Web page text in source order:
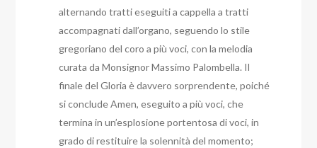
alternando tratti eseguiti a cappella a tratti
accompagnati dall’organo, seguendo lo stile
gregoriano del coro a più voci, con la melodia
curata da Monsignor Massimo Palombella. Il
finale del Gloria è davvero sorprendente, poiché
si conclude Amen, eseguito a più voci, che
termina in un’esplosione portentosa di voci, in
grado di restituire la solennità del momento;